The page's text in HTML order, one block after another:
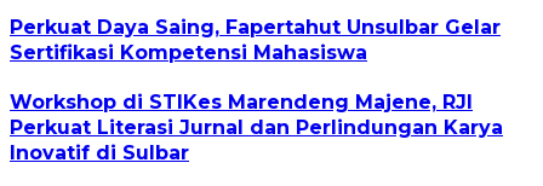
Perkuat Daya Saing, Fapertahut Unsulbar Gelar
Sertifikasi Kompetensi Mahasiswa
Workshop di STIKes Marendeng Majene, RJI
Perkuat Literasi Jurnal dan Perlindungan Karya
Inovatif di Sulbar